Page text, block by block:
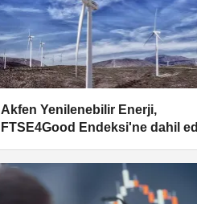
Akfen Yenilenebilir Enerji,
FTSE4Good Endeksi'ne dahil